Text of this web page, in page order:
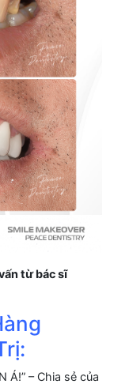
từ bác sĩ
Á!” – Chia sẻ của